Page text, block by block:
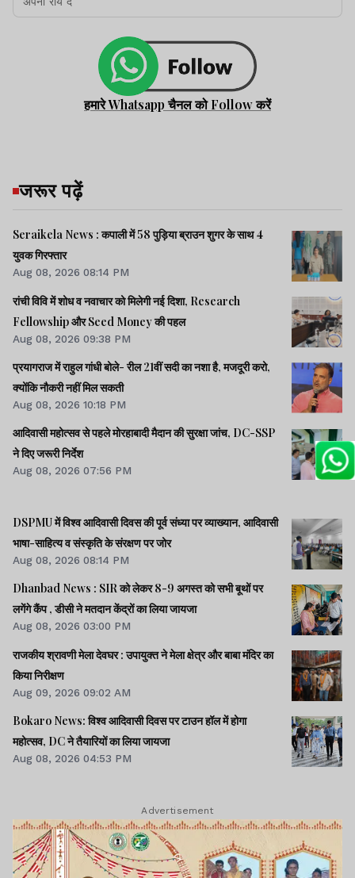
हमारे Whatsapp चैनल को Follow करें
जरूर पढ़ें
Seraikela News : कपाली में 58 पुड़िया ब्राउन शुगर के साथ 4
युवक गिरफ्तार
Aug 08, 2026 08:14 PM
रांची विवि में शोध व नवाचार को मिलेगी नई दिशा, Research
Fellowship और Seed Money की पहल
Aug 08, 2026 09:38 PM
प्रयागराज में राहुल गांधी बोले- रील 21वीं सदी का नशा है, मजदूरी करो,
क्योंकि नौकरी नहीं मिल सकती
Aug 08, 2026 10:18 PM
आदिवासी महोत्सव से पहले मोरहाबादी मैदान की सुरक्षा जांच, DC-SSP
ने दिए जरूरी निर्देश
Aug 08, 2026 07:56 PM
DSPMU में विश्व आदिवासी दिवस की पूर्व संध्या पर व्याख्यान, आदिवासी
भाषा-साहित्य व संस्कृति के संरक्षण पर जोर
Aug 08, 2026 08:14 PM
Dhanbad News : SIR को लेकर 8-9 अगस्त को सभी बूथों पर
लगेंगे कैंप , डीसी ने मतदान केंद्रों का लिया जायजा
Aug 08, 2026 03:00 PM
राजकीय श्रावणी मेला देवघर : उपायुक्त ने मेला क्षेत्र और बाबा मंदिर का
किया निरीक्षण
Aug 09, 2026 09:02 AM
Bokaro News: विश्व आदिवासी दिवस पर टाउन हॉल में होगा
महोत्सव, DC ने तैयारियों का लिया जायजा
Aug 08, 2026 04:53 PM
Advertisement